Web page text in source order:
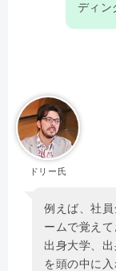
ディン
ドリー氏
例えば、社
ームで覚え
出身大学、
を頭の中に